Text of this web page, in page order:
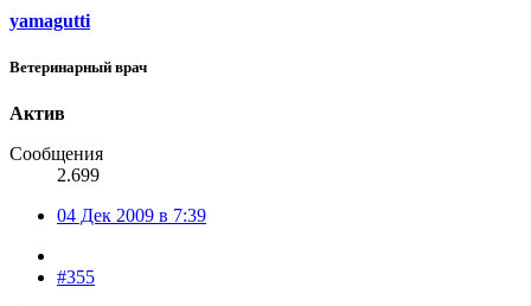
yamagutti
Ветеринарный врач
Актив
Сообщения
2.699
04 Дек 2009 в 7:39
#355